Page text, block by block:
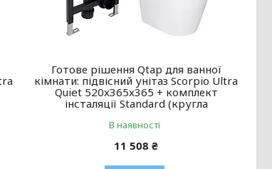
Готове рішення Qtap для ванної
кімнати: підвісний унітаз Scorpio Ultra
Quiet 520x365x365 + комплект
інсталяції Standard (кругла
В наявності
11 508 ₴